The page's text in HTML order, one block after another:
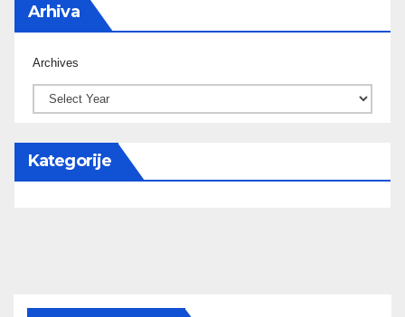
Arhiva
Archives
Kategorije